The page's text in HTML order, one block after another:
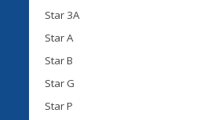
Star 3A
Star A
Star B
Star G
Star P